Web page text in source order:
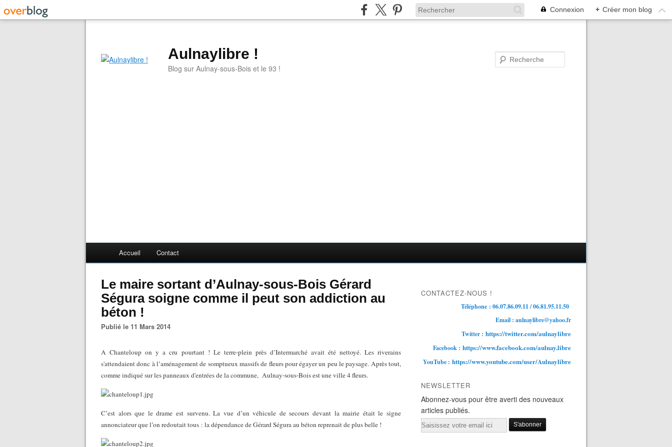
Connexion + Créer mon blog
Aulnaylibre !
Blog sur Aulnay-sous-Bois et le 93 !
Accueil Contact
Le maire sortant d’Aulnay-sous-Bois Gérard
Ségura soigne comme il peut son addiction au
béton !
Publié le 11 Mars 2014
A Chanteloup on y a cru pourtant ! Le terre-plein près d’Intermarché avait été nettoyé. Les riverains
s'attendaient donc à l’aménagement de somptueux massifs de fleurs pour égayer un peu le paysage. Après tout,
comme indiqué sur les panneaux d'entrées de la commune, Aulnay-sous-Bois est une ville 4 fleurs.
C’est alors que le drame est survenu. La vue d’un véhicule de secours devant la mairie était le signe
annonciateur que l’on redoutait tous : la dépendance de Gérard Ségura au béton reprenait de plus belle !
CONTACTEZ-NOUS !
Téléphone : 06.07.86.09.11 / 06.81.95.11.50
Email : aulnaylibre@yahoo.fr
Twitter : https://twitter.com/aulnaylibre
Facebook : https://www.facebook.com/aulnay.libre
YouTube : https://www.youtube.com/user/Aulnaylibre
NEWSLETTER
Abonnez-vous pour être averti des nouveaux
articles publiés.
Email